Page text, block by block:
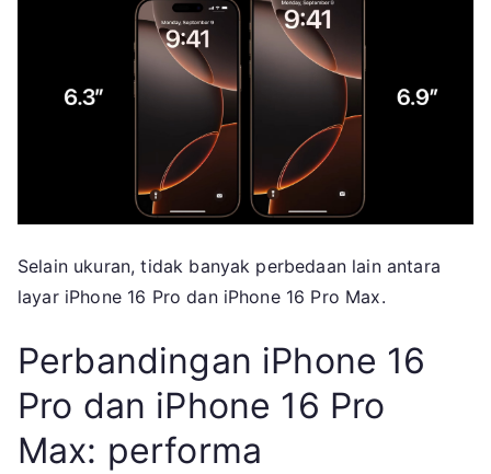
Selain ukuran, tidak banyak perbedaan lain antara
layar iPhone 16 Pro dan iPhone 16 Pro Max.
Perbandingan iPhone 16
Pro dan iPhone 16 Pro
Max: performa